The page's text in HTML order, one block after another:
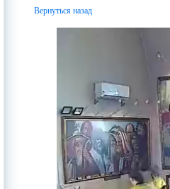
Вернуться назад